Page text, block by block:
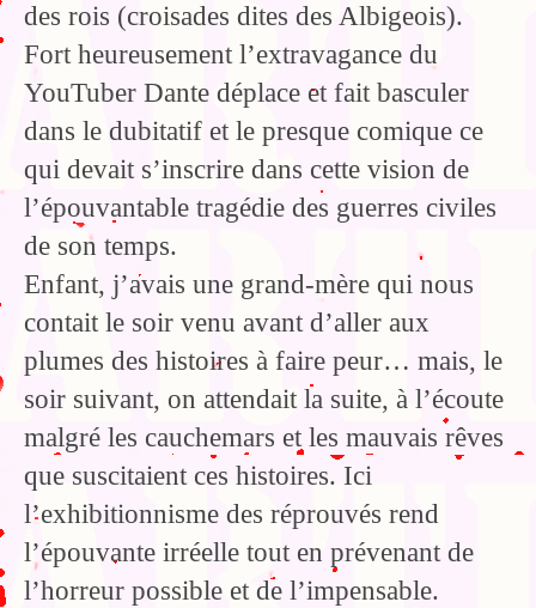
des rois (croisades dites des Albigeois).
Fort heureusement l’extravagance du
YouTuber Dante déplace et fait basculer
dans le dubitatif et le presque comique ce
qui devait s’inscrire dans cette vision de
l’épouvantable tragédie des guerres civiles
de son temps.
Enfant, j’avais une grand-mère qui nous
contait le soir venu avant d’aller aux
plumes des histoires à faire peur… mais, le
soir suivant, on attendait la suite, à l’écoute
malgré les cauchemars et les mauvais rêves
que suscitaient ces histoires. Ici
l’exhibitionnisme des réprouvés rend
l’épouvante irréelle tout en prévenant de
l’horreur possible et de l’impensable.